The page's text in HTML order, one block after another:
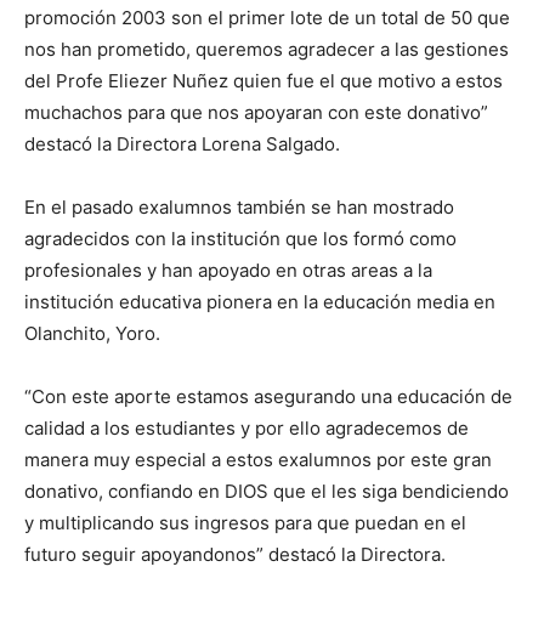
promoción 2003 son el primer lote de un total de 50 que
nos han prometido, queremos agradecer a las gestiones
del Profe Eliezer Nuñez quien fue el que motivo a estos
muchachos para que nos apoyaran con este donativo”
destacó la Directora Lorena Salgado.
En el pasado exalumnos también se han mostrado
agradecidos con la institución que los formó como
profesionales y han apoyado en otras areas a la
institución educativa pionera en la educación media en
Olanchito, Yoro.
“Con este aporte estamos asegurando una educación de
calidad a los estudiantes y por ello agradecemos de
manera muy especial a estos exalumnos por este gran
donativo, confiando en DIOS que el les siga bendiciendo
y multiplicando sus ingresos para que puedan en el
futuro seguir apoyandonos” destacó la Directora.